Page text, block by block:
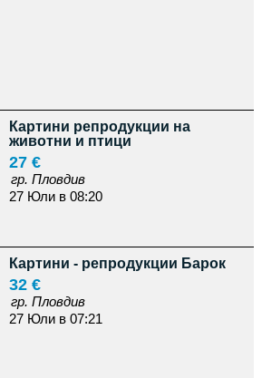
Картини репродукции на
животни и птици
27 €
гр. Пловдив
27 Юли в 08:20
Картини - репродукции Барок
32 €
гр. Пловдив
27 Юли в 07:21